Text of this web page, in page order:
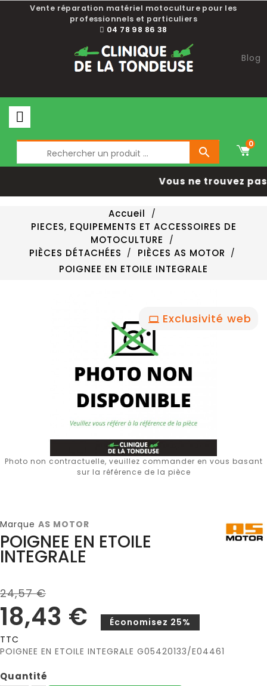
Vente réparation matériel motoculture pour les
professionnels et particuliers
04 78 98 86 38
Blog

0
Vous ne trouvez
Accueil
PIECES, EQUIPEMENTS ET ACCESSOIRES DE
MOTOCULTURE
PIÈCES DÉTACHÉES
PIÈCES AS MOTOR
POIGNEE EN ETOILE INTEGRALE
Exclusivité web
Photo non contractuelle, veuillez commander en vous basant
sur la référence de la pièce
Marque AS MOTOR
POIGNEE EN ETOILE
INTEGRALE
24,57 €
18,43 €
Économisez 25%
TTC
POIGNEE EN ETOILE INTEGRALE G05420133/E04461
Quantité